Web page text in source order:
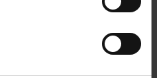
Privadesa i termes